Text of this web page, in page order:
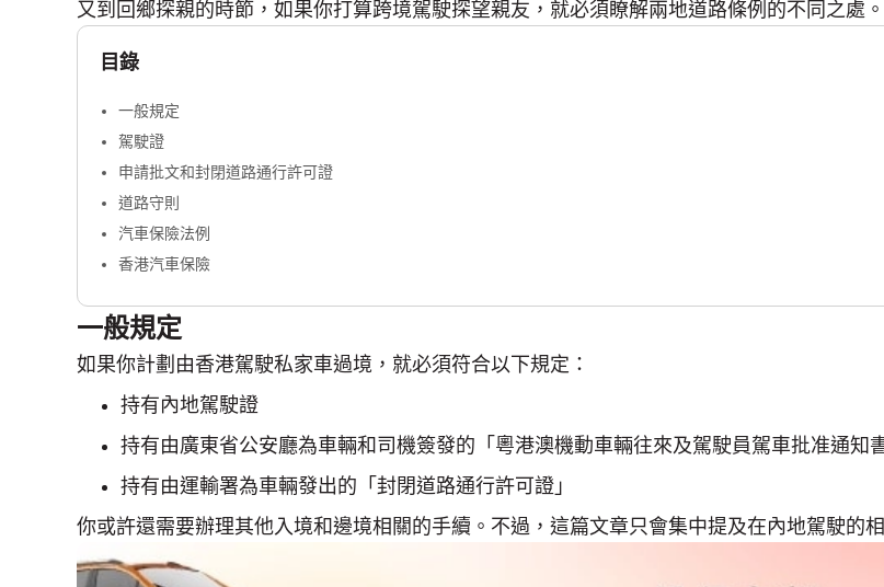
又到回鄉探親的時節，如果你打算跨境駕駛探望親友，就必須瞭解兩地道路條例的不同之處。
目錄
一般規定
駕駛證
申請批文和封閉道路通行許可證
道路守則
汽車保險法例
香港汽車保險
一般規定
如果你計劃由香港駕駛私家車過境，就必須符合以下規定：
持有內地駕駛證
持有由廣東省公安廳為車輛和司機簽發的「粵港澳機動車輛往來及駕駛員駕車批准通知
持有由運輸署為車輛發出的「封閉道路通行許可證」
你或許還需要辦理其他入境和邊境相關的手續。不過，這篇文章只會集中提及在內地駕駛的